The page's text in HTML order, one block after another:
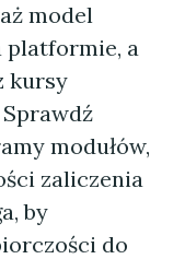
model
platformie, a
kursy
modułów,
zaliczenia
by
do